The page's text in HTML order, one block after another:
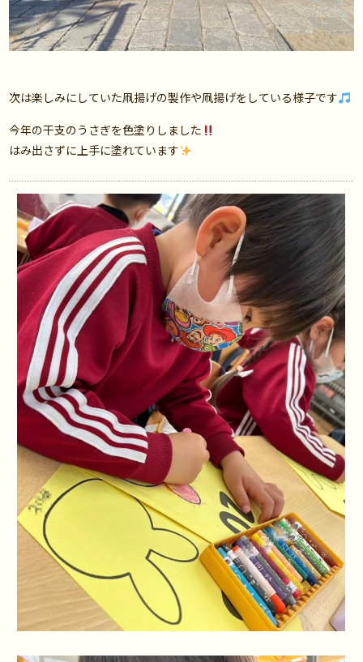
次は楽しみにしていた凧揚げの製作や凧揚げをしている様子です
今年の干支のうさぎを色塗りしました
はみ出さずに上手に塗れています